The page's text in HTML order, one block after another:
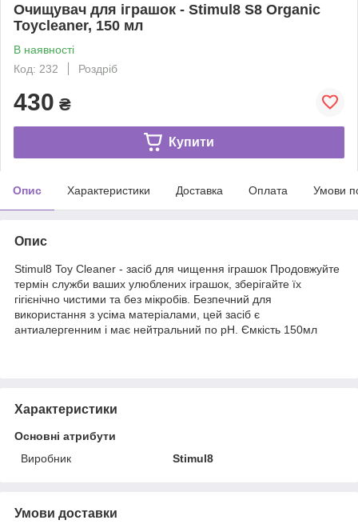
Очищувач для іграшок - Stimul8 S8 Organic
Toycleaner, 150 мл
В наявності
Код: 232
Роздріб
430 ₴
Купити
Опис Характеристики Доставка Оплата Умови
Опис
Stimul8 Toy Cleaner - засіб для чищення іграшок Продовжуйте
термін служби ваших улюблених іграшок, зберігайте їх
гігієнічно чистими та без мікробів. Безпечний для
використання з усіма матеріалами, цей засіб є
антиалергенним і має нейтральний по pH. Ємкість 150мл
Характеристики
Основні атрибути
Виробник
Stimul8
Умови доставки